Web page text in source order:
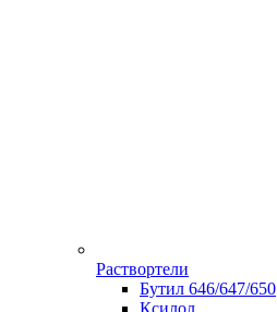
Раствортели
Бутил 646/647/650
Ксилол